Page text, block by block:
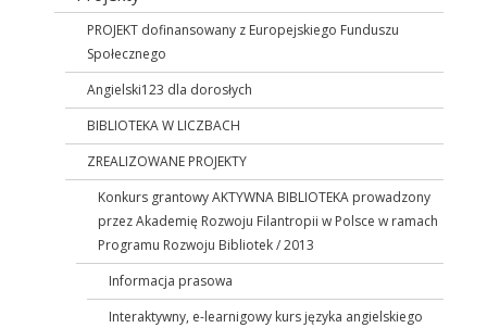
PROJEKT dofinansowany z Europejskiego Funduszu
Społecznego
Angielski123 dla dorosłych
BIBLIOTEKA W LICZBACH
ZREALIZOWANE PROJEKTY
Konkurs grantowy AKTYWNA BIBLIOTEKA prowadzony
przez Akademię Rozwoju Filantropii w Polsce w ramach
Programu Rozwoju Bibliotek / 2013
Informacja prasowa
Interaktywny, e-learnigowy kurs języka angielskiego